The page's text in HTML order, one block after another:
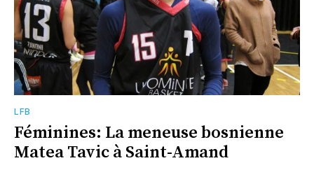
LFB
Féminines: La meneuse bosnienne
Matea Tavic à Saint-Amand